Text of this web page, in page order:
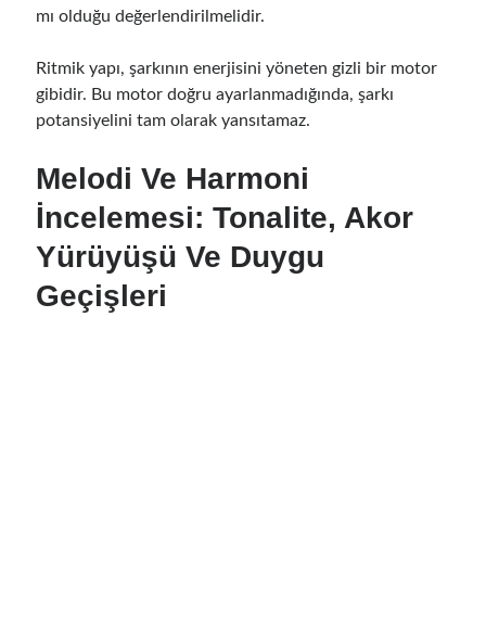
mı olduğu değerlendirilmelidir.
Ritmik yapı, şarkının enerjisini yöneten gizli bir motor
gibidir. Bu motor doğru ayarlanmadığında, şarkı
potansiyelini tam olarak yansıtamaz.
Melodi Ve Harmoni
İncelemesi: Tonalite, Akor
Yürüyüşü Ve Duygu
Geçişleri